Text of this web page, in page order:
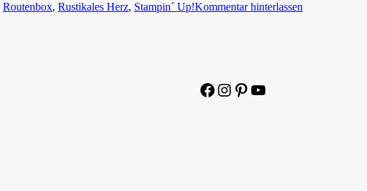
Routenbox, Rustikales Herz, Stampin´ Up!Kommentar hinterlassen
Facebook
Instagram
Pinterest
YouTube